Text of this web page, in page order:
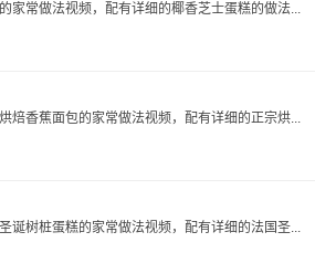
家常做法视频，配有详细的椰香芝士蛋糕的做法...
焙香蕉面包的家常做法视频，配有详细的正宗烘...
诞树桩蛋糕的家常做法视频，配有详细的法国圣...